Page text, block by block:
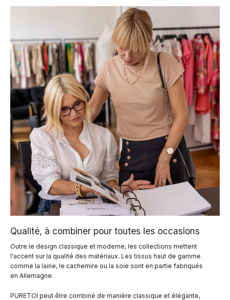
Qualité, à combiner pour toutes les occasions
Outre le design classique et moderne, les collections mettent
l'accent sur la qualité des matériaux. Les tissus haut de gamme
comme la laine, le cachemire ou la soie sont en partie fabriqués
en Allemagne.
PURETOI peut être combiné de manière classique et élégante,